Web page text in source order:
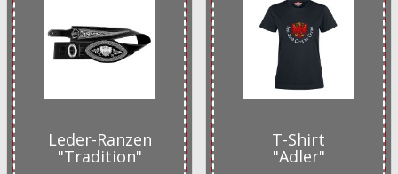
Leder-Ranzen
"Tradition"
T-Shirt
"Adler"